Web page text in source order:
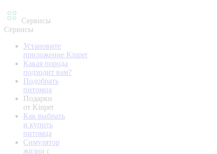
Сервисы
Сервисы
Установите
приложение Kinpet
Какая порода
подходит вам?
Подобрать
питомца
Подарки
от Kinpet
Как выбрать
и купить
питомца
Симулятор
жизни с